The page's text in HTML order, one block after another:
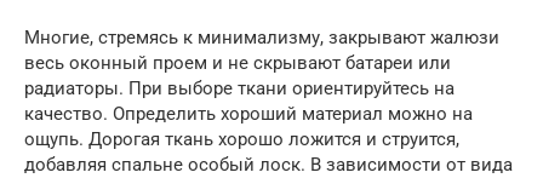
Многие, стремясь к минимализму, закрывают жалюзи
весь оконный проем и не скрывают батареи или
радиаторы. При выборе ткани ориентируйтесь на
качество. Определить хороший материал можно на
ощупь. Дорогая ткань хорошо ложится и струится,
добавляя спальне особый лоск. В зависимости от вида